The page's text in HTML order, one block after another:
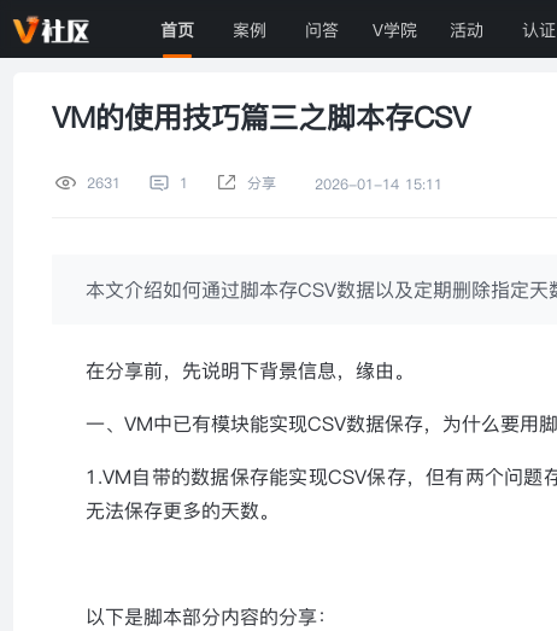
首页 案例 问答 V学院 活动 认证
VM的使用技巧篇三之脚本存CSV
2631 1 分享 2026-01-14 15:11
本文介绍如何通过脚本存CSV数据以及定期删除指定天
在分享前，先说明下背景信息，缘由。
一、VM中已有模块能实现CSV数据保存，为什么要用
1.VM自带的数据保存能实现CSV保存，但有两个问题
无法保存更多的天数。
以下是脚本部分内容的分享：